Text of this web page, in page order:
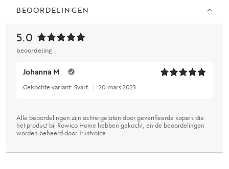
BEOORDELINGEN
5.0
beoordeling
Johanna M
Gekochte variant: Svart 20 mars 2023
Alle beoordelingen zijn achtergelaten door geverifieerde kopers die
het product bij Rowico Home hebben gekocht, en de beoordelingen
worden beheerd doorTrustvoice